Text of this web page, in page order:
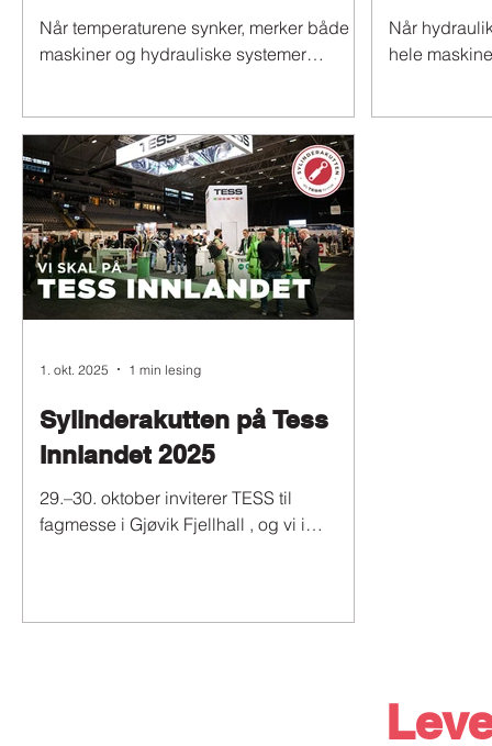
det
Når temperaturene synker, merker både
maskiner og hydrauliske systemer
og mange av dem er direkte knyttet til
kulde, fukt og manglende vedlikehold. I
denne artikkelen forklarer vi hva som skjer
med en hydraulikksylinder i minusgrader,
hvilke symptomer du bør se etter , og
hvordan du enkelt kan forebygge
problemer . ❄️ Hvorfor kulde skaper
problemer for hydraulikksylindere Når
Når
hele
Sylinderakutten på Tess
Innlandet 2025
29.–30. oktober inviterer TESS til
fagmesse i Gjøvik Fjellhall , og vi i
1. okt. 2025 1 min lesing